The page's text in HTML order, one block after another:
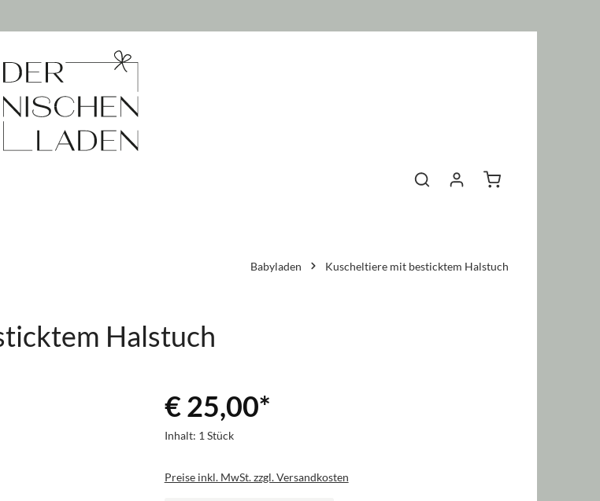
Warenkorb enthält 0
Babyladen Kuscheltiere mit besticktem Halstuch
Halstuch
€ 25,00*
Inhalt: 1 Stück
Preise inkl. MwSt. zzgl. Versandkosten